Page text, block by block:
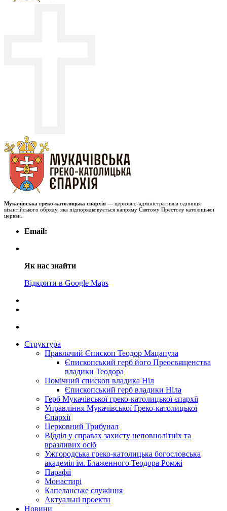
Мукачівська греко-католицька єпархія — церковно-адміністративна одиниця
візантійського обряду, яка підпорядковується напряму Святому Престолу католицької
церкви.
Email:
Як нас знайти
Відкрити в Google Maps
Структура
Правлячий Єпископ Теодор Мацапула
Єпископський герб його Преосвященства
владики Теодора
Помічний єпископ владика Ніл
Єпископський герб владики Ніла
Герб Мукачівської греко-католицької єпархії
Управління Мукачівської Греко-католицької
Єпархії
Церковний Трибунал
Відділ у справах захисту неповнолітніх та
вразливих осіб
Ужгородська греко-католицька богословська
академія ім. Блаженного Теодора Ромжі
Парафії
Монастирі
Капеланське служіння
Актуальні проекти
Новини